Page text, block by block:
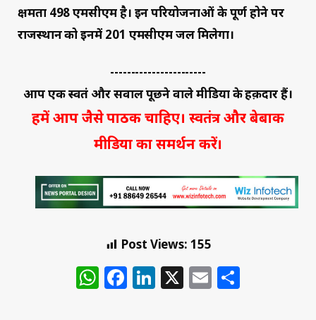
क्षमता 498 एमसीएम है। इन परियोजनाओं के पूर्ण होने पर
राजस्थान को इनमें 201 एमसीएम जल मिलेगा।
-----------------------
आप एक स्वतंत्र और सवाल पूछने वाले मीडिया के हक़दार हैं।
हमें आप जैसे पाठक चाहिए। स्वतंत्र और बेबाक
मीडिया का समर्थन करें।
Post Views: 155
WhatsApp
Facebook
LinkedIn
X Email